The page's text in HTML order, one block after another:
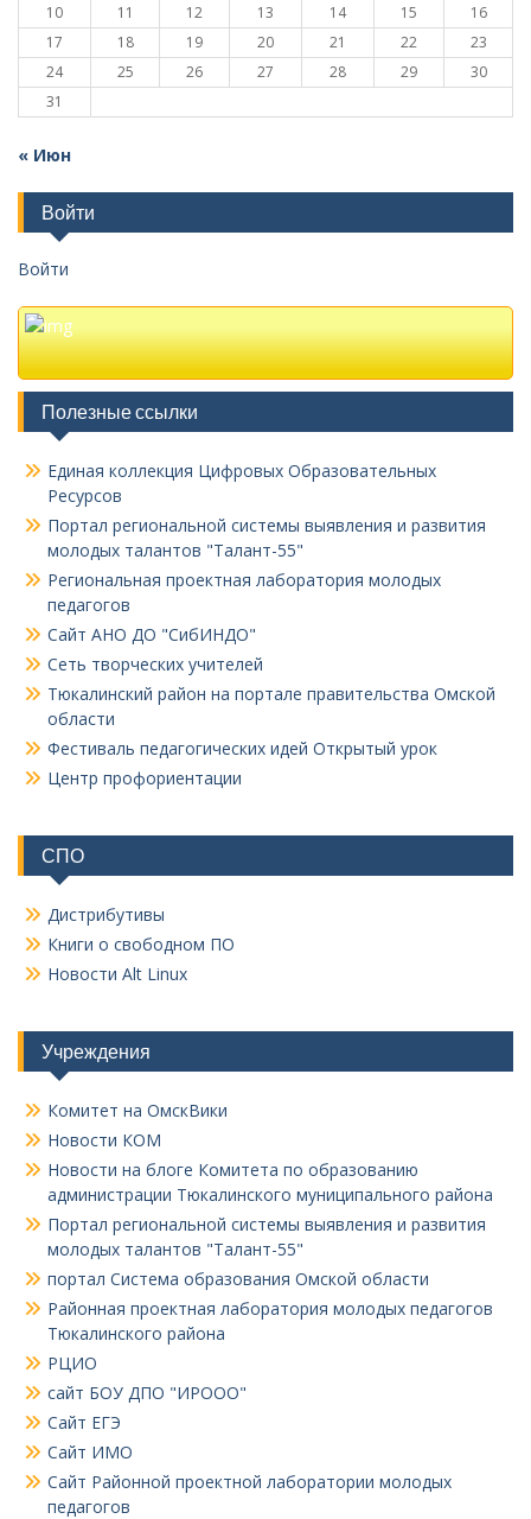
10
11 12 13 14 15
16
17
18 19 20 21 22
23
24
25 26 27 28 29
30
31
« Июн
Войти
Войти
Полезные ссылки
Единая коллекция Цифровых Образовательных
Ресурсов
Портал региональной системы выявления и развития
молодых талантов "Талант-55"
Региональная проектная лаборатория молодых
педагогов
Сайт АНО ДО "СибИНДО"
Сеть творческих учителей
Тюкалинский район на портале правительства Омской
области
Фестиваль педагогических идей Открытый урок
Центр профориентации
СПО
Дистрибутивы
Книги о свободном ПО
Новости Alt Linux
Учреждения
Комитет на ОмскВики
Новости КОМ
Новости на блоге Комитета по образованию
администрации Тюкалинского муниципального района
Портал региональной системы выявления и развития
молодых талантов "Талант-55"
портал Система образования Омской области
Районная проектная лаборатория молодых педагогов
Тюкалинского района
РЦИО
сайт БОУ ДПО "ИРООО"
Сайт ЕГЭ
Сайт ИМО
Сайт Районной проектной лаборатории молодых
педагогов